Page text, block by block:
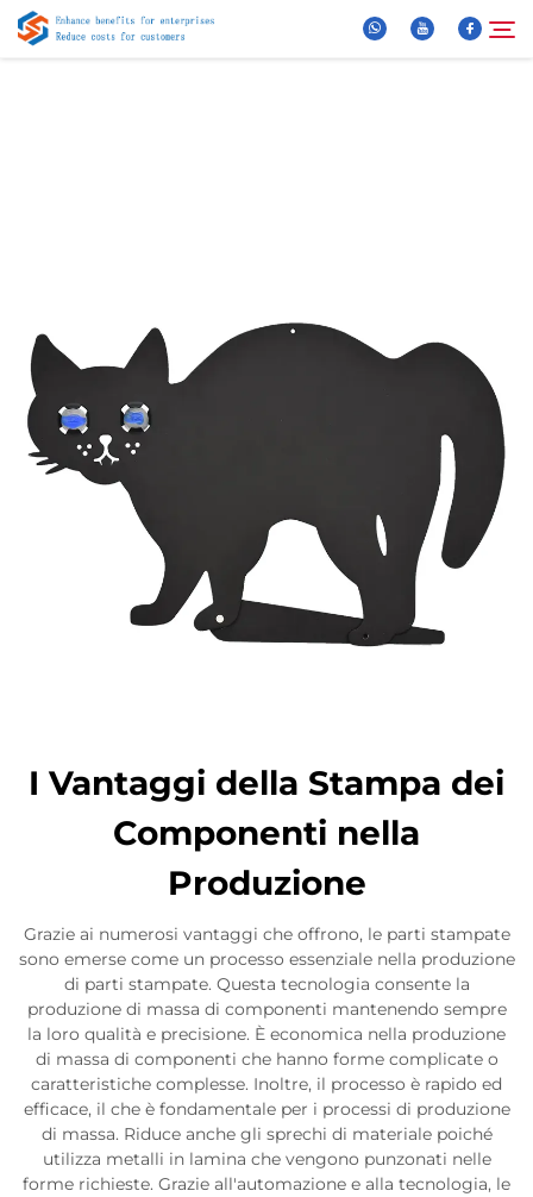
FAQ
Video
Contattaci
I Vantaggi della Stampa dei
Componenti nella
Produzione
Grazie ai numerosi vantaggi che offrono, le parti stampate
sono emerse come un processo essenziale nella produzione
di parti stampate. Questa tecnologia consente la
produzione di massa di componenti mantenendo sempre
la loro qualità e precisione. È economica nella produzione
di massa di componenti che hanno forme complicate o
caratteristiche complesse. Inoltre, il processo è rapido ed
efficace, il che è fondamentale per i processi di produzione
di massa. Riduce anche gli sprechi di materiale poiché
utilizza metalli in lamina che vengono punzonati nelle
forme richieste. Grazie all'automazione e alla tecnologia, le